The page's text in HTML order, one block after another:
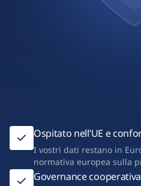
Ospitato nell’UE e
I vostri dati restano in
normativa europea sulla
Governance cooperativa